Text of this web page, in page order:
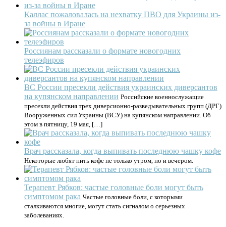
Каллас пожаловалась на нехватку ПВО для Украины из-
за войны в Иране
Россиянам рассказали о формате новогодних
телеэфиров
ВС России пресекли действия украинских диверсантов
на купянском направлении Российские военнослужащие
пресекли действия трех диверсионно-разведывательных групп (ДРГ)
Вооруженных сил Украины (ВСУ) на купянском направлении. Об
этом в пятницу, 19 мая, […]
Врач рассказала, когда выпивать последнюю чашку кофе
Некоторые любят пить кофе не только утром, но и вечером.
Терапевт Рябков: частые головные боли могут быть
симптомом рака Частые головные боли, с которыми
сталкиваются многие, могут стать сигналом о серьезных
заболеваниях.